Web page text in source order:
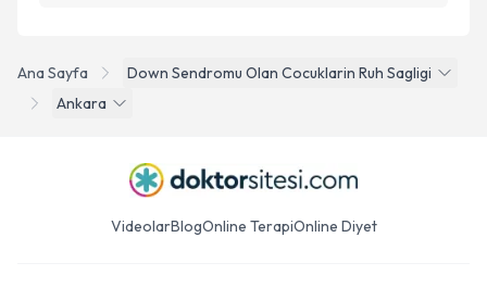
Ana Sayfa
Down Sendromu Olan Cocuklarin Ruh Sagligi
Ankara
VideolarBlogOnline TerapiOnline Diyet